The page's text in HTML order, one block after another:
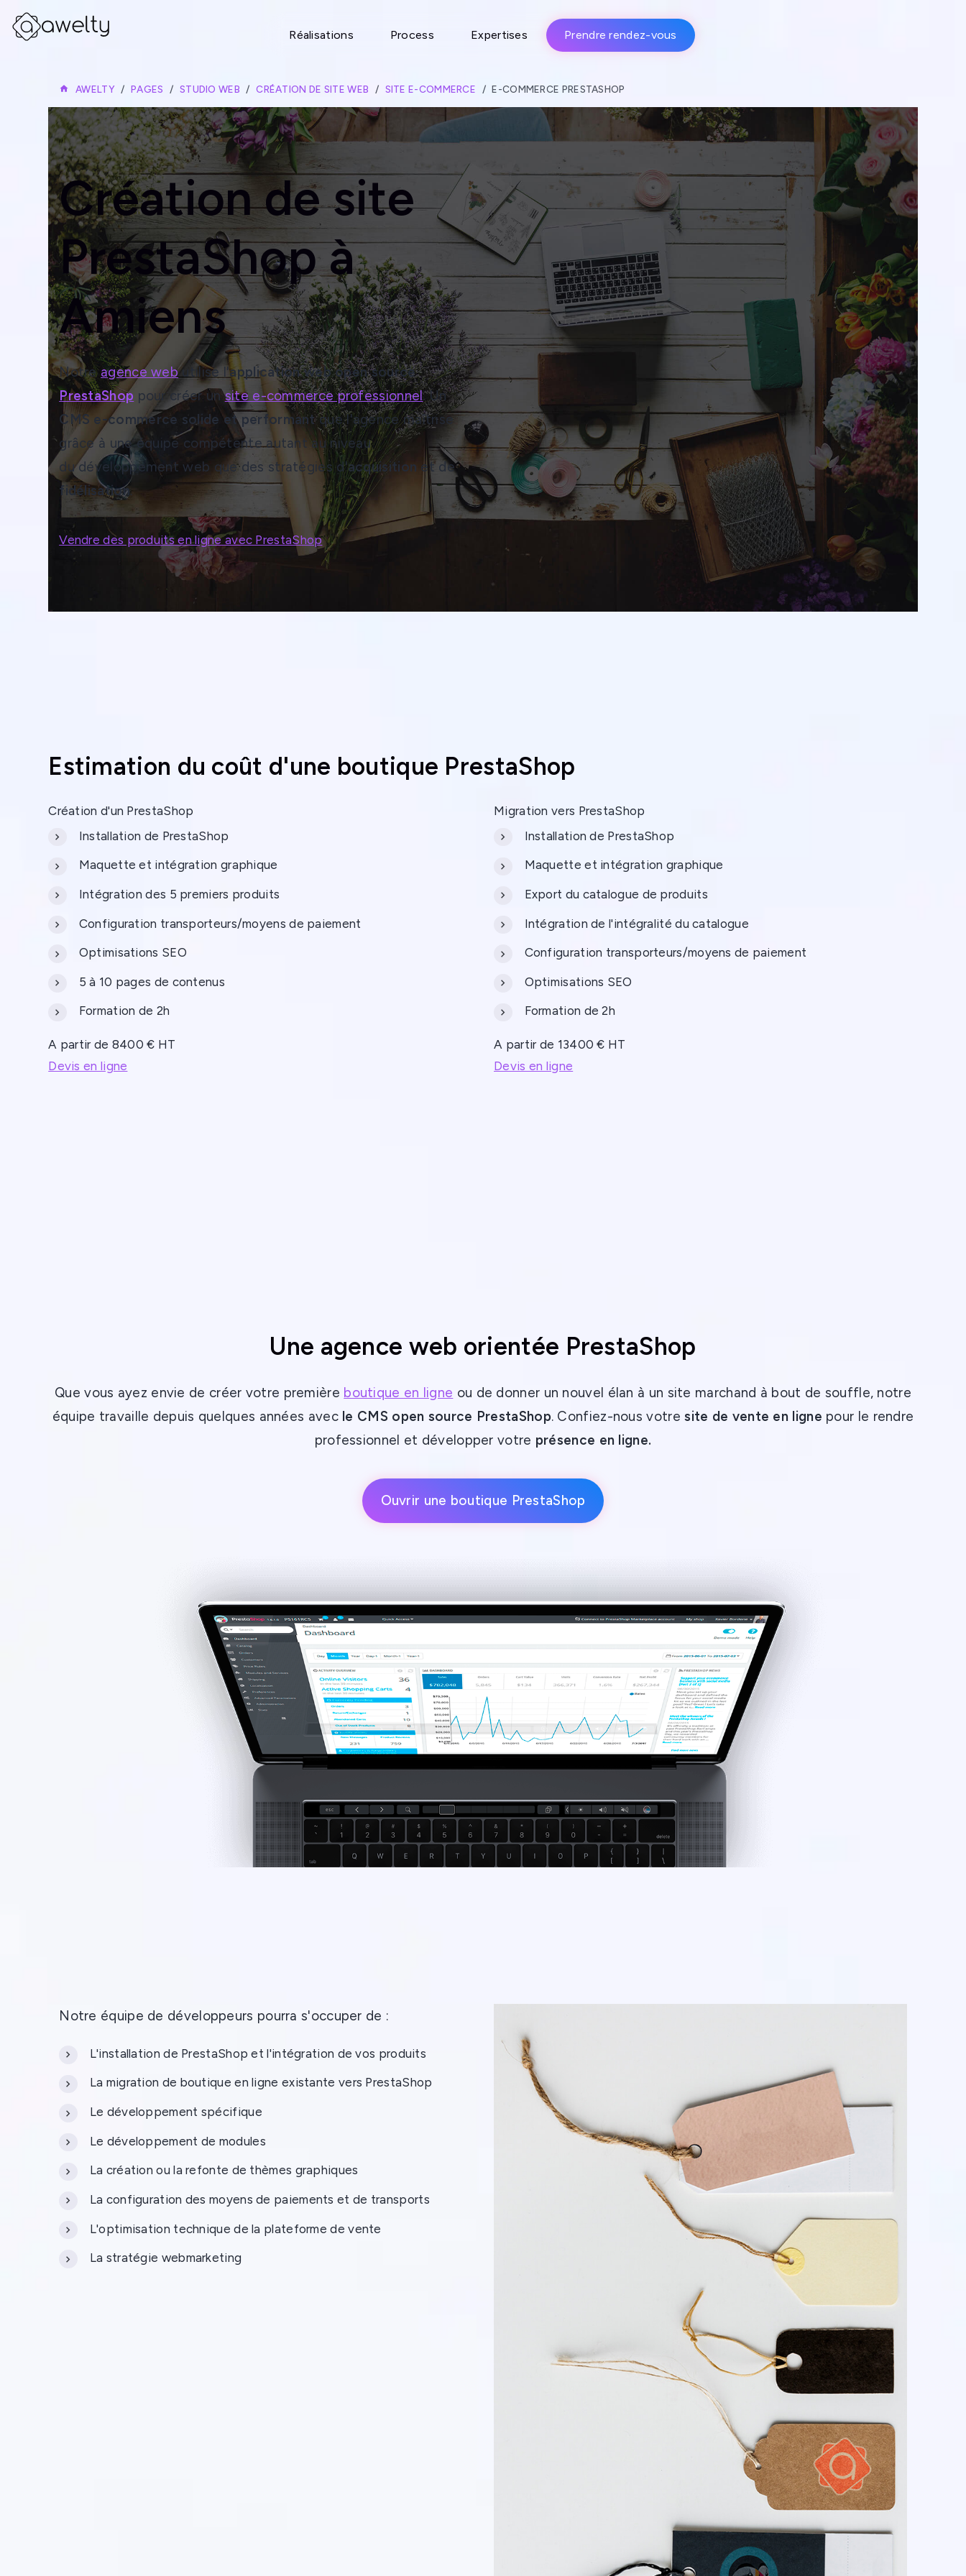
Réalisations Process Expertises Prendre rendez-vous
AWELTY PAGES STUDIO WEB CRÉATION DE SITE WEB SITE E-COMMERCE E-COMMERCE PRESTASHOP
Création de site
PrestaShop à
Amiens
Notreagence webutilise l'application web open source
PrestaShop pour créer unsite e-commerce professionnel. Un
CMS e-commerce solide et performantque l'agence maîtrise
grâce à une équipe compétente autant au niveau
du développement web que des stratégies d'acquisition et de
fidélisation.
Vendre des produits en ligne avec PrestaShop
Estimation du coût d'une boutique PrestaShop
Création d'un PrestaShop
Installation de PrestaShop
Maquette et intégration graphique
Intégration des 5 premiers produits
Configuration transporteurs/moyens de paiement
Optimisations SEO
5 à 10 pages de contenus
Formation de 2h
A partir de 8400 € HT
Devis en ligne
Migration vers PrestaShop
Installation de PrestaShop
Maquette et intégration graphique
Export du catalogue de produits
Intégration de l'intégralité du catalogue
Configuration transporteurs/moyens de paiement
Optimisations SEO
Formation de 2h
A partir de 13400 € HT
Devis en ligne
Une agence web orientée PrestaShop
Que vous ayez envie de créer votre première boutique en ligne ou de donner un nouvel élan à un site marchand à bout de souffle, notre
équipe travaille depuis quelques années avec le CMS open source PrestaShop. Confiez-nous votresite de vente en ligne pour le rendre
professionnel et développer votre présence en ligne.
Ouvrir une boutique PrestaShop
Notre équipe de développeurs pourra s'occuper de :
L'installation de PrestaShop et l'intégration de vos produits
La migration de boutique en ligne existante vers PrestaShop
Le développement spécifique
Le développement de modules
La création ou la refonte de thèmes graphiques
La configuration des moyens de paiements et de transports
L'optimisation technique de la plateforme de vente
La stratégie webmarketing